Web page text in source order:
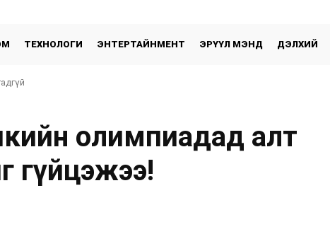
ТЕХНОЛОГИ ЭНТЕРТАЙНМЕНТ ЭРҮҮЛ МЭНД ДЭЛХИЙ
олимпиадад алт
гүйцэжээ!